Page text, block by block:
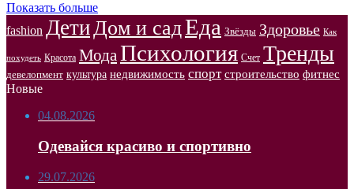
Показать больше
fashion ДетиДом и садЕда Звёзды Здоровье Как
похудеть Красота Мода Психология Счет Тренды
девелопмент культура недвижимость спорт строительство фитнес
Новые
04.08.2026
Одевайся красиво и спортивно
29.07.2026